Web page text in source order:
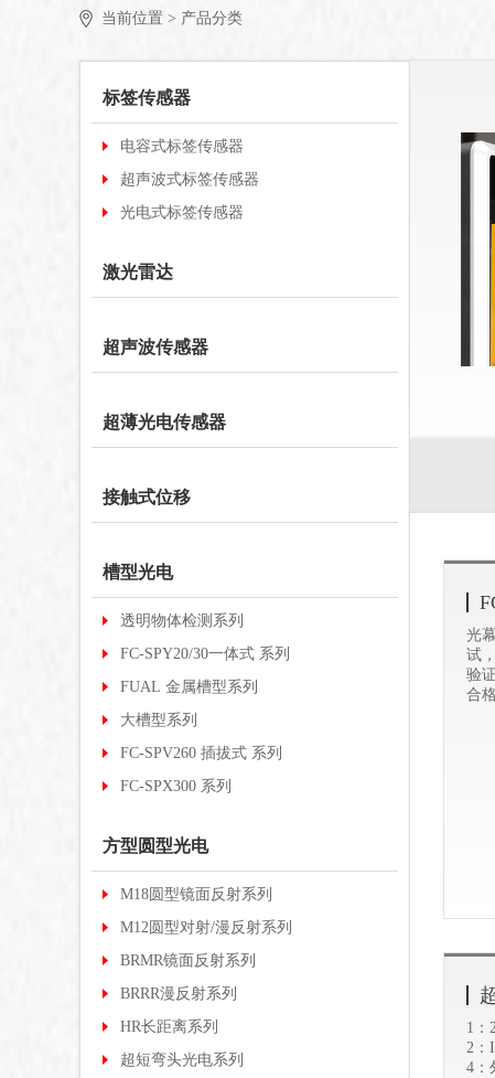
当前位置 > 产品分类
标签传感器
电容式标签传感器
超声波式标签传感器
光电式标签传感器
激光雷达
超声波传感器
超薄光电传感器
接触式位移
槽型光电
透明物体检测系列
FC-SPY20/30一体式 系列
FUAL 金属槽型系列
大槽型系列
FC-SPV260 插拔式 系列
FC-SPX300 系列
方型圆型光电
M18圆型镜面反射系列
M12圆型对射/漫反射系列
BRMR镜面反射系列
BRRR漫反射系列
HR长距离系列
超短弯头光电系列
光
试
验
合
1：
2：
4：